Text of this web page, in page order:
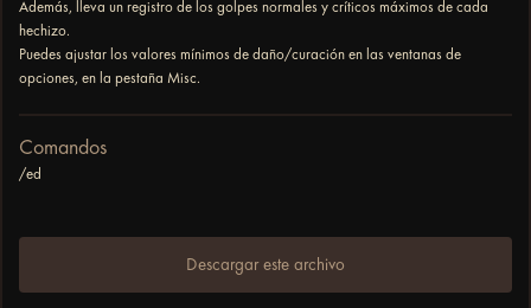
Además, lleva un registro de los golpes normales y críticos máximos de cada
hechizo.
Puedes ajustar los valores mínimos de daño/curación en las ventanas de
opciones, en la pestaña Misc.
Comandos
/ed
Descargar este archivo